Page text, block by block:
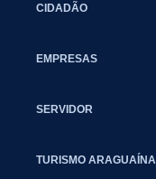
CIDADÃO
EMPRESAS
SERVIDOR
TURISMO ARAGUAÍNA